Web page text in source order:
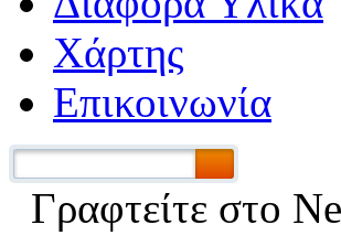
Χάρτης
Επικοινωνία
Γραφτείτε στο